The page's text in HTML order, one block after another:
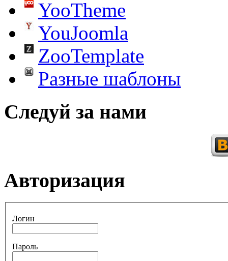
YooTheme
YouJoomla
ZooTemplate
Разные шаблоны
Следуй за нами
Авторизация
Логин
Пароль